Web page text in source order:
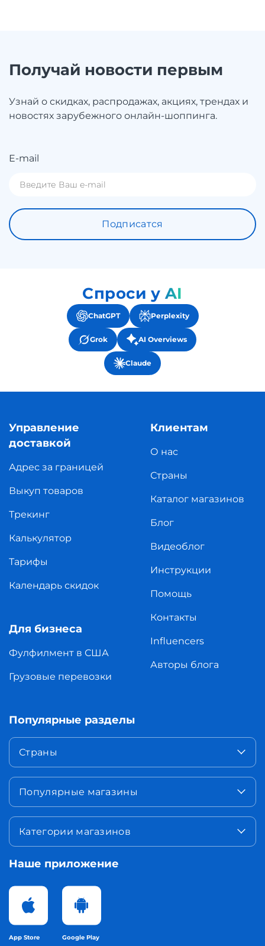
Получай новости первым
Узнай о скидках, распродажах, акциях, трендах и
новостях зарубежного онлайн-шоппинга.
E-mail
Подписатся
Спроси у AI
ChatGPT Perplexity
Grok AI Overviews
Claude
Управление
доставкой
Адрес за границей
Выкуп товаров
Трекинг
Калькулятор
Тарифы
Календарь скидок
Для бизнеса
Фулфилмент в США
Грузовые перевозки
Клиентам
О нас
Страны
Каталог магазинов
Блог
Видеоблог
Инструкции
Помощь
Контакты
Influencers
Авторы блога
Популярные разделы
Страны
Популярные магазины
Категории магазинов
Наше приложение
App Store Google Play